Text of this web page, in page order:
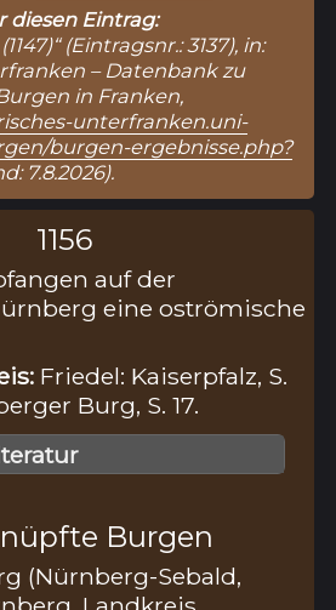
diesen Eintrag:
(Eintragsnr.: 3137), in:
– Datenbank zu
in Franken,
unterfranken.uni-
burgen-ergebnisse.php?
7.8.2026).
1156
auf der
eine oströmische
Friedel: Kaiserpfalz, S.
Burg, S. 17.
Burgen
(Nürnberg-Sebald,